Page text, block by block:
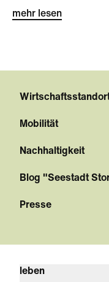
mehr lesen
Mobilität
Nachhaltigkeit
Blog "Seestadt
Presse
leben